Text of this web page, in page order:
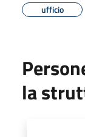
ufficio
la